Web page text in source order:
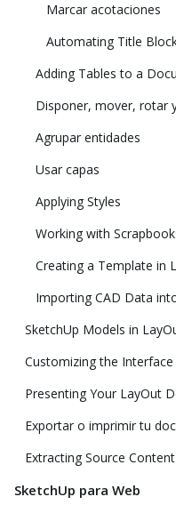
Marcar acotaciones
Automating Title
Adding Tables to a
Disponer, mover, rotar
Agrupar entidades
Usar capas
Applying Styles
Working with
Creating a Template in
Importing CAD Data
SketchUp Models in
Customizing the
Presenting Your LayOut
Exportar o imprimir tu
Extracting Source
SketchUp para Web